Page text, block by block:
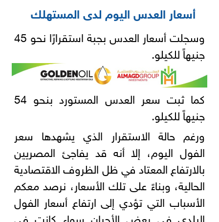
أسعار العدس اليوم لدى المستهلك
وسجلت أسعار العدس بجبة استقرارًا نحو 45
جنيهاً للكيلو.
كما ثبت سعر العدس المستورد بنحو 54
جنيهاً للكيلو.
ورغم حالة الاستقرار الذي يشهدها سعر
الفول اليوم، إلا أنه قد يفاجئ المصريين
بالارتفاع المعتاد في ظل الظروف الاقتصادية
الحالية، وبناءً على تلك الأسعار، نرصد معكم
الأسباب التي تؤدي إلى ارتفاع أسعار الفول
البلدي في بعض الأحيان سواء كانت في